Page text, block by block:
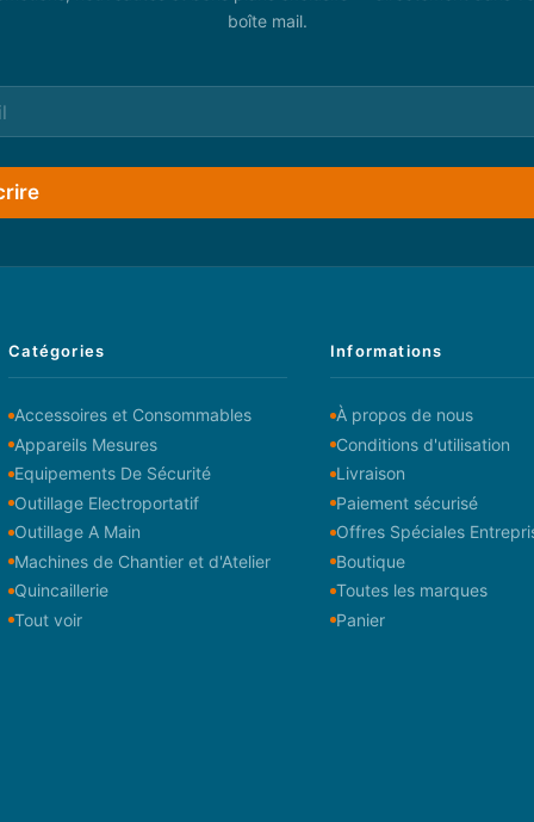
boîte mail.
Catégories
Accessoires et Consommables
Appareils Mesures
Equipements De Sécurité
Outillage Electroportatif
Outillage A Main
Machines de Chantier et d'Atelier
Quincaillerie
Tout voir
Informations
À propos de nous
Conditions d'utilisation
Livraison
Paiement sécurisé
Offres Spéciales
Boutique
Toutes les marques
Panier